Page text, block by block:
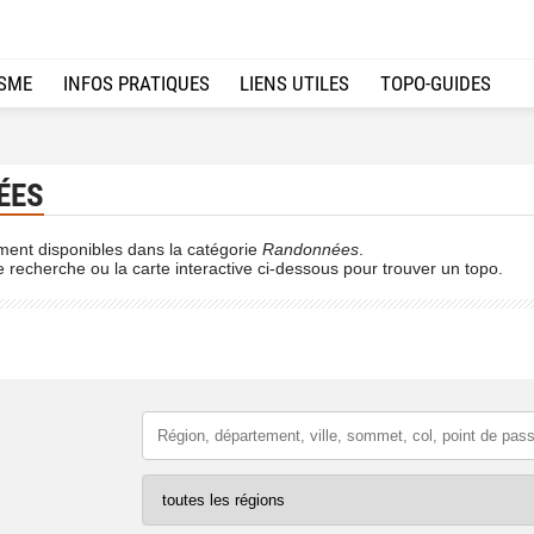
INFOS PRATIQUES LIENS UTILES TOPO-GUIDES
disponibles dans la catégorie Randonnées
recherche ou la carte interactive ci-dessous pour trouver un topo.